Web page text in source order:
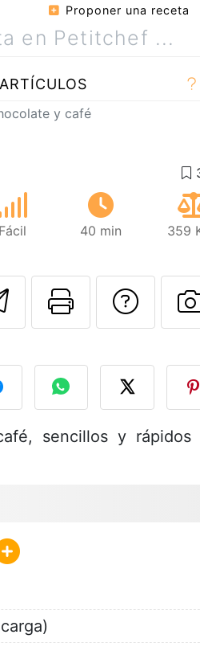
Proponer una receta
ARTÍCULOS
y café
Fácil 40 min 359
Enviar esta
Imprimir
sencillos y rápidos